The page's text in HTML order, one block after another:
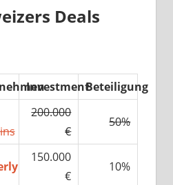
Deals
InvestmentBeteiligung
200.000
€
50%
150.000
€
10%